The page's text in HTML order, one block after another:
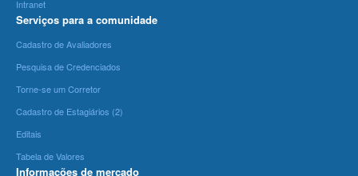
Intranet
Serviços para a comunidade
Cadastro de Avaliadores
Pesquisa de Credenciados
Torne-se um Corretor
Cadastro de Estagiários (2)
Editais
Tabela de Valores
Informações de mercado